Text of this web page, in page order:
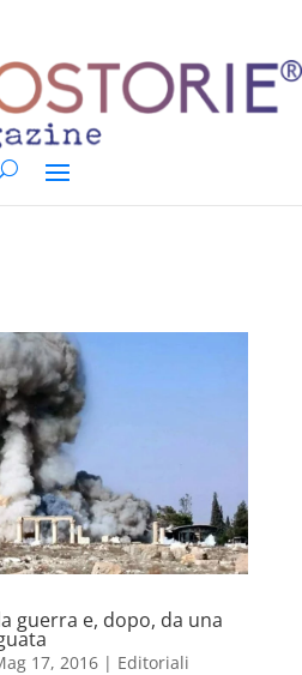
guerra e, dopo, da una
17, 2016| Editoriali